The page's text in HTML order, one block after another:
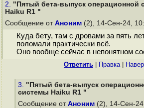
2. "Пятый бета-выпуск операционной
Haiku R1 "
Сообщение от Аноним (2), 14-Сен-24,
Куда бету, там с дровами за пять
поломали практически всё.
Оно вообще сейчас в непонятном
Ответить Правка|
3. "Пятый бета-выпуск
системы Haiku R1 "
Сообщение от Аноним (2), 14-Сен-